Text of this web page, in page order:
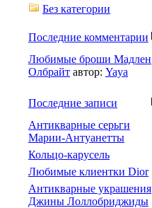
Без категории
Последние комментарии
Любимые броши Мадлен
Олбрайт автор: Yaya
Последние записи
Антикварные серьги
Марии-Антуанетты
Кольцо-карусель
Любимые клиентки Dior
Антикварные украшения
Джины Лоллобриджиды